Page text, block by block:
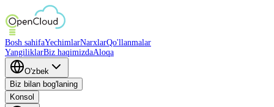
Bosh sahifaYechimlarNarxlarQo'llanmalar
YangiliklarBiz haqimizdaAloqa
O'zbek
Biz bilan bog'laning
Konsol